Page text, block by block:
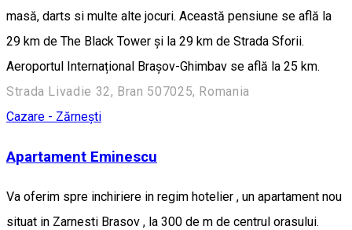
masă, darts si multe alte jocuri. Această pensiune se află la
29 km de The Black Tower și la 29 km de Strada Sforii.
Aeroportul Internațional Brașov-Ghimbav se află la 25 km.
Strada Livadie 32, Bran 507025, Romania
Cazare - Zărnești
Apartament Eminescu
Va oferim spre inchiriere in regim hotelier , un apartament nou
situat in Zarnesti Brasov , la 300 de m de centrul orasului.